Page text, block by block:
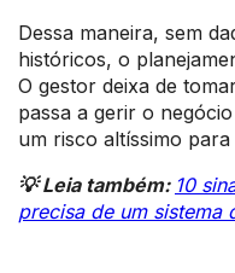
Dessa maneira, sem
históricos, o
O gestor deixa de
passa a gerir o
um risco altíssimo
💡 Leia também: 10
precisa de um sistema